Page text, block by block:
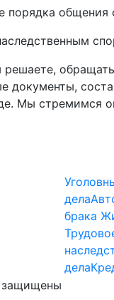
порядка общения
Мы стремимся
дела
брака
дела
защищены